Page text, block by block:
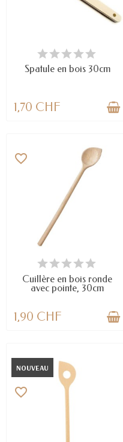
DERNIERS ARTICLES EN STOCK
Spatule en bois 30cm
1,70 CHF
EN STOCK
favorite_border
Cuillère en bois ronde
avec pointe, 30cm
1,90 CHF
NOUVEAU
favorite_border